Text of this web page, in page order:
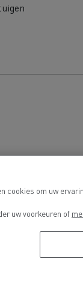
cookies om uw
uw voorkeuren of